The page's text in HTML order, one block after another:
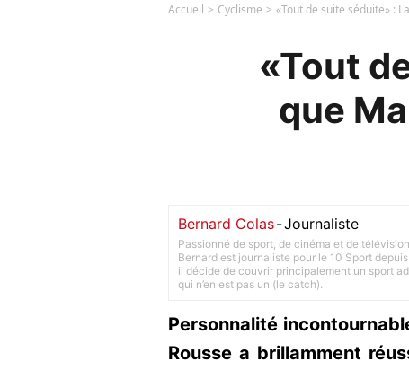
Accueil Cyclisme «Tout de suite séduite» :
«Tout
que
Bernard Colas-Journaliste
Passionné de sport, de cinéma et de
Bernard est journaliste pour le 10 Sport
il décide de couvrir principalement un sport
qui n’en est pas un (le catch).
Personnalité
Rousse a brillamment